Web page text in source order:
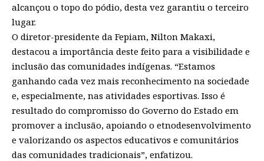
alcançou o topo do pódio, desta vez garantiu o terceiro
lugar.
O diretor-presidente da Fepiam, Nilton Makaxi,
destacou a importância deste feito para a visibilidade e
inclusão das comunidades indígenas. “Estamos
ganhando cada vez mais reconhecimento na sociedade
e, especialmente, nas atividades esportivas. Isso é
resultado do compromisso do Governo do Estado em
promover a inclusão, apoiando o etnodesenvolvimento
e valorizando os aspectos educativos e comunitários
das comunidades tradicionais”, enfatizou.